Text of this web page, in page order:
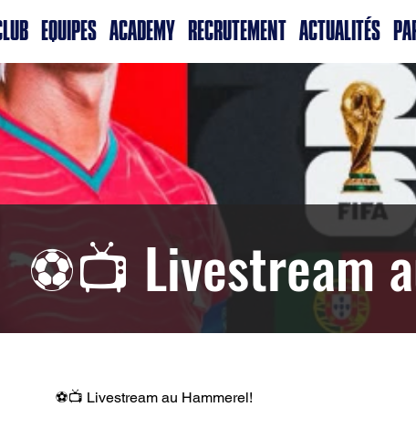
EQUIPES ACADEMY RECRUTEMENT ACTUALITÉS
⚽📺 Livestream
⚽📺 Livestream au Hammerel!